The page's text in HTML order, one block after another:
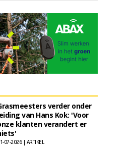
verder onder
van Hans Kok: 'Voor
klanten verandert er
07-2026 | ARTIKEL